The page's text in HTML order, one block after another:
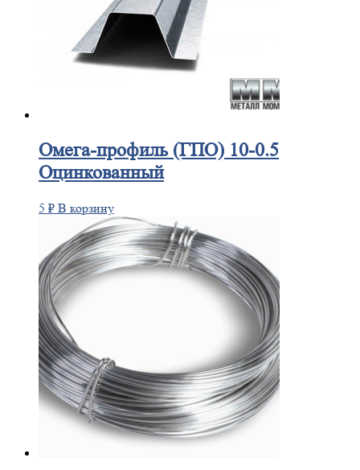
Омега-профиль(ГПО) 10-0.5
Оцинкованный
5 ₽ В корзину